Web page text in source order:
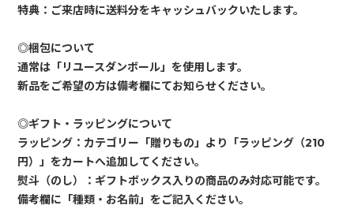
特典：ご来店時に送料分をキャッシュバックいたします。
◎梱包について
通常は「リユースダンボール」を使用します。
新品をご希望の方は備考欄にてお知らせください。
◎ギフト・ラッピングについて
ラッピング：カテゴリー「贈りもの」より「ラッピング（210
円）」をカートへ追加してください。
熨斗（のし）：ギフトボックス入りの商品のみ対応可能です。
備考欄に「種類・お名前」をご記入ください。